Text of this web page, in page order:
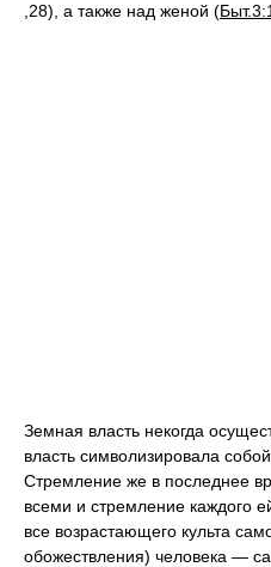
,28), а также над женой (
Земная власть некогда
власть символизировала
Стремление же в последнее
всеми и стремление каждого
все возрастающего культа
обожествления) человека —